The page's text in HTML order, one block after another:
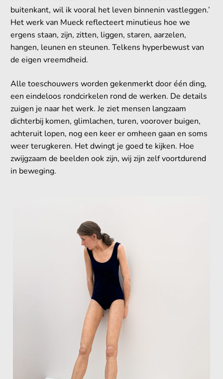
buitenkant, wil ik vooral het leven binnenin vastleggen.’
Het werk van Mueck reflecteert minutieus hoe we
ergens staan, zijn, zitten, liggen, staren, aarzelen,
hangen, leunen en steunen. Telkens hyperbewust van
de eigen vreemdheid.
Alle toeschouwers worden gekenmerkt door één ding,
een eindeloos rondcirkelen rond de werken. De details
zuigen je naar het werk. Je ziet mensen langzaam
dichterbij komen, glimlachen, turen, voorover buigen,
achteruit lopen, nog een keer er omheen gaan en soms
weer terugkeren. Het dwingt je goed te kijken. Hoe
zwijgzaam de beelden ook zijn, wij zijn zelf voortdurend
in beweging.